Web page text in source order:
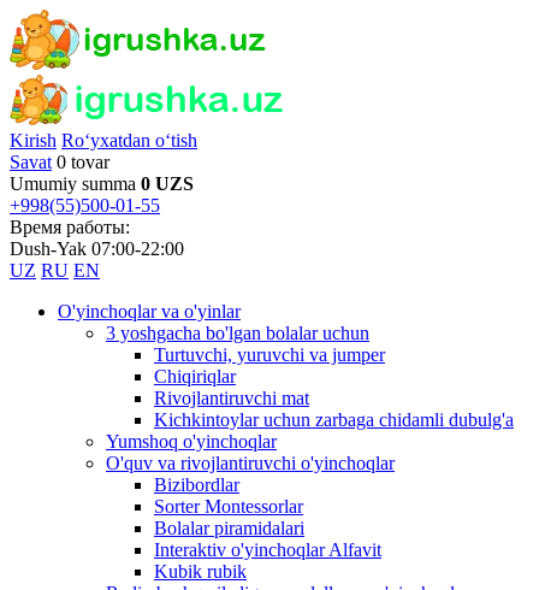
Kirish Ro‘yxatdan o‘tish
Savat 0 tovar
Umumiy summa 0 UZS
+998(55)500-01-55
Время работы:
Dush-Yak 07:00-22:00
UZ RU EN
O'yinchoqlar va o'yinlar
3 yoshgacha bo'lgan bolalar uchun
Turtuvchi, yuruvchi va jumper
Chiqiriqlar
Rivojlantiruvchi mat
Kichkintoylar uchun zarbaga chidamli dubulg'a
Yumshoq o'yinchoqlar
O'quv va rivojlantiruvchi o'yinchoqlar
Bizibordlar
Sorter Montessorlar
Bolalar piramidalari
Interaktiv o'yinchoqlar Alfavit
Kubik rubik